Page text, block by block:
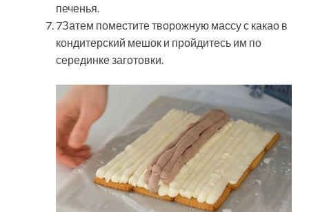
печенья.
7Затем поместите творожную массу с какао в
кондитерский мешок и пройдитесь им по
серединке заготовки.